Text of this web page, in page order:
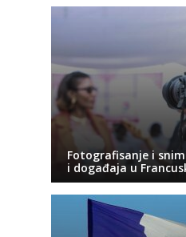
Fotografisanje i
i događaja u